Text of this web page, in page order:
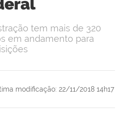
modificação: 22/11/2018 14h17
tem mais de 320
em andamento para